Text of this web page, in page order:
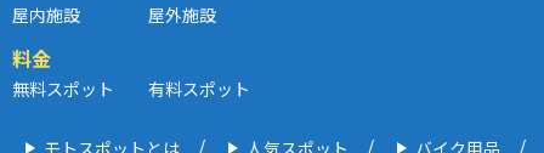
屋内施設 屋外施設
料金
無料スポット 有料スポット
モトスポットとは 人気スポット バイク用品